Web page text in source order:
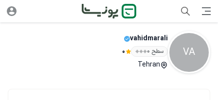
VA
vahidmarali
سطح ۰ 0
Tehran